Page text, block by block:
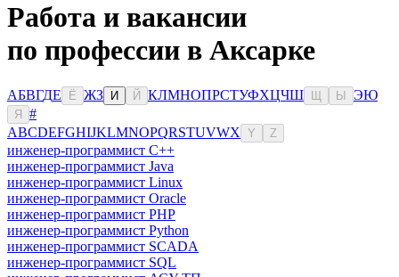
Работа и вакансии
по профессии в Аксарке
АБВГДЕ Ё ЖЗ И Й КЛМНОПРСТУФХЦЧШ Ы ЭЮ
Я
#
ABCDEFGHIJKLMNOPQRSTUVWX Y Z
инженер-программист C++
инженер-программист Java
инженер-программист Linux
инженер-программист Oracle
инженер-программист PHP
инженер-программист Python
инженер-программист SCADA
инженер-программист SQL